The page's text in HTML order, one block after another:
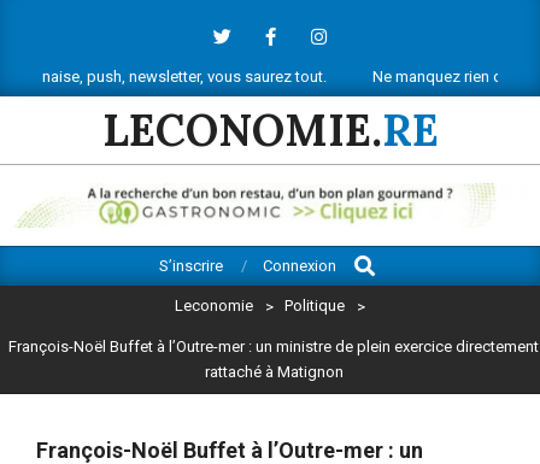
content
push, newsletter, vous saurez tout. Ne manquez rien de l’actu
LECONOMIE.RE
Navigation
S’inscrire Connexion
Search
Leconomie > Politique >
François-Noël Buffet à l’Outre-mer : un ministre de plein exercice directement
rattaché à Matignon
François-Noël Buffet à l’Outre-mer : un